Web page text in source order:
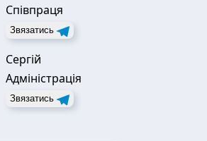
Співпраця
Звязатись
Сергій
Адміністрація
Звязатись